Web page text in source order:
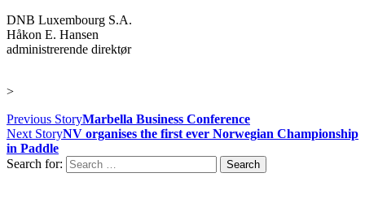
DNB Luxembourg S.A.
Håkon E. Hansen
administrerende direktør
>
Previous StoryMarbella Business Conference
Next StoryNV organises the first ever Norwegian Championship
in Paddle
Search for: